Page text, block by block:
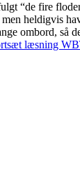
“de fire
men heldigvis
ombord, så
læsning